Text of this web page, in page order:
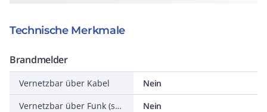
Technische Merkmale
Brandmelder
Vernetzbar über Kabel
Nein
Vernetzbar über Funk (standardmäßig)
Nein